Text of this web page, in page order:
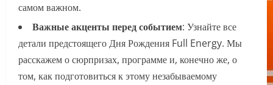
самом важном.
Важные акценты перед событием: Узнайте все
детали предстоящего Дня Рождения Full Energy. Мы
расскажем о сюрпризах, программе и, конечно же, о
том, как подготовиться к этому незабываемому